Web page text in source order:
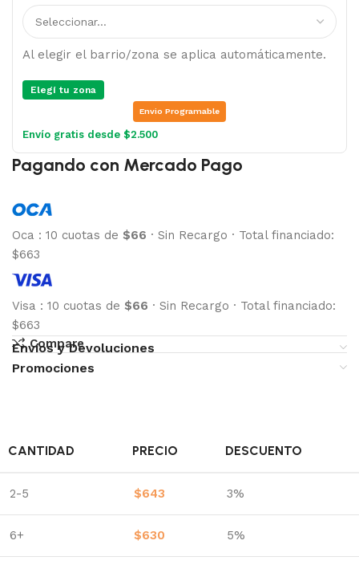
Al elegir el barrio/zona se aplica automáticamente.
Elegí tu zona
Envio Programable
Envío gratis desde $2.500
Pagando con Mercado Pago
Oca : 10 cuotas de $66 · Sin Recargo · Total financiado:
$663
Visa : 10 cuotas de $66 · Sin Recargo · Total financiado:
$663
Compare
Envíos y Devoluciones
Promociones
CANTIDAD PRECIO DESCUENTO
2-5 $643 3%
6+ $630 5%